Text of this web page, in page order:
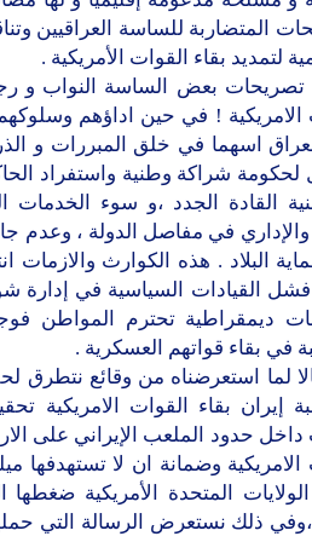
المتضاربة للساسة العراقيين
لتمديد بقاء القوات الأمريكية .
بعض الساسة النواب و
الامريكية ! في حين اداؤهم
اسهما في خلق المبررات و
لحكومة شراكة وطنية واستفراد
القادة الجدد ،و سوء الخدمات
والإداري في مفاصل الدولة ، وعدم
البلاد . هذه الكوارث والازمات
القيادات السياسية في إدارة
ديمقراطية تحترم المواطن فوجد
في بقاء قواتهم العسكرية .
لما استعرضناه من وقائع نتطرق
إيران بقاء القوات الامريكية
داخل حدود الملعب الإيراني على
الامريكية وضمانة ان لا تستهدفها
المتحدة الأمريكية
ذلك نستعرض الرسالة التي